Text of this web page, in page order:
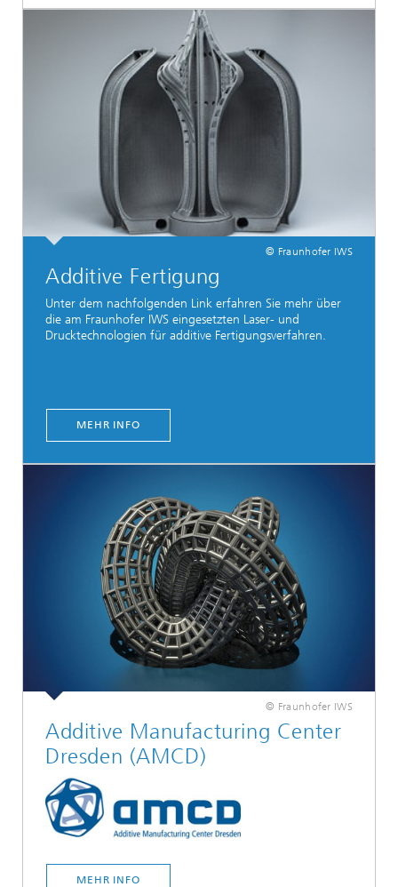
© Fraunhofer IWS
Additive Fertigung
Unter dem nachfolgenden Link erfahren Sie mehr über
die am Fraunhofer IWS eingesetzten Laser- und
Drucktechnologien für additive Fertigungsverfahren.
MEHR INFO
© Fraunhofer IWS
Additive Manufacturing Center
Dresden (AMCD)
MEHR INFO